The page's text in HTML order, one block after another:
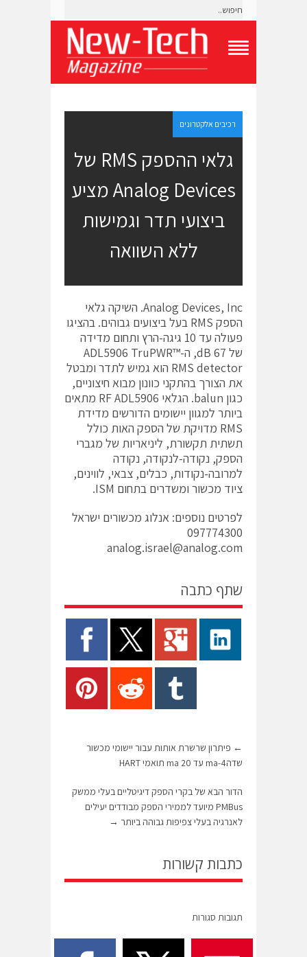
g
l
e
N
a
n
רכיבים אלקטרונים
גלאי ההספק RMS של
Analog Devices מציע
ביצועי תדר וגמישות
ללא השוואה
Analog Devices, Inc. השיקה גלאי
הספק RMS בעל ביצועים גבוהים. בהציגו
פעולה עד 10 גיגה-הרץ ותחום מדידה
של 67 dB, ה-ADL5906 TruPWR™
RMS detector הוא גמיש לתדר ומבטל
את הצורך בהתקני כוונון מבוא חיצוניים,
כגון balun. הגלאי RF ADL5906 מתאים
ביותר למגוון יישומים הדורשים מדידת
RMS מדויקת של הספק האות כולל
תשתית תקשורת, ליניאריות של מגברי
הספק, נקודה-לנקודה, נקודה
למרובה-נקודות, כבלים, צבאי, לווינים,
ציוד מכשור ומשדרים בתחום ISM.
לפרטים נוספים: אנלוג מכשורים ישראל
097774300
analog.israel@analog.com
שתף כתבה
← פיתרון שרשרת אותות עבור יישומי מכשור
שדה4-ma עד 20 ma תואמי HART
הדור הבא של בקרי הספק דיגיטליים בעלי ממשק
PMBus מיועד לממירי הספק מבודדים יעילים
לאנרגיה בעלי צפיפות גבוהה ביותר →
כתבות קשורות
תגובות סגורות